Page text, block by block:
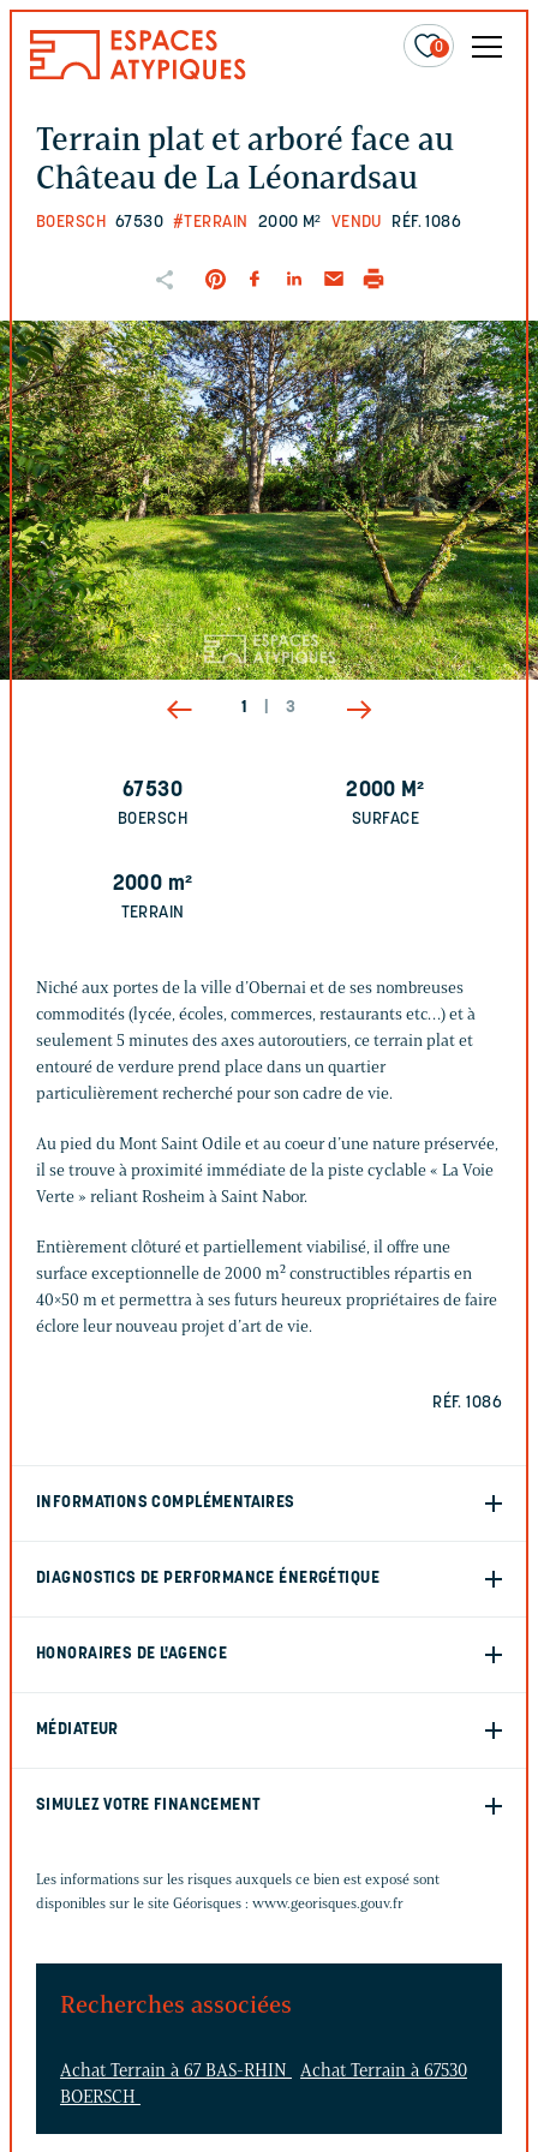
0
Terrain plat et arboré face au
Château de La Léonardsau
BOERSCH 67530 #TERRAIN 2000 M² VENDU RÉF. 1086
1 3
67530
BOERSCH
2000 M²
SURFACE
2000 m²
TERRAIN
Niché aux portes de la ville d’Obernai et de ses nombreuses
commodités (lycée, écoles, commerces, restaurants etc…) et à
seulement 5 minutes des axes autoroutiers, ce terrain plat et
entouré de verdure prend place dans un quartier
particulièrement recherché pour son cadre de vie.
Au pied du Mont Saint Odile et au coeur d’une nature préservée,
il se trouve à proximité immédiate de la piste cyclable « La Voie
Verte » reliant Rosheim à Saint Nabor.
Entièrement clôturé et partiellement viabilisé, il offre une
surface exceptionnelle de 2000 m² constructibles répartis en
40×50 m et permettra à ses futurs heureux propriétaires de faire
éclore leur nouveau projet d’art de vie.
RÉF. 1086
INFORMATIONS COMPLÉMENTAIRES
DIAGNOSTICS DE PERFORMANCE ÉNERGÉTIQUE
HONORAIRES DE L'AGENCE
MÉDIATEUR
SIMULEZ VOTRE FINANCEMENT
Les informations sur les risques auxquels ce bien est exposé sont
disponibles sur le site Géorisques : www.georisques.gouv.fr
Recherches associées
Achat Terrain à 67 BAS-RHIN
Achat Terrain à 67530
BOERSCH